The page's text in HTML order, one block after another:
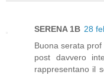
SERENA 1B 28
Buona serata prof
post davvero
rappresentano il